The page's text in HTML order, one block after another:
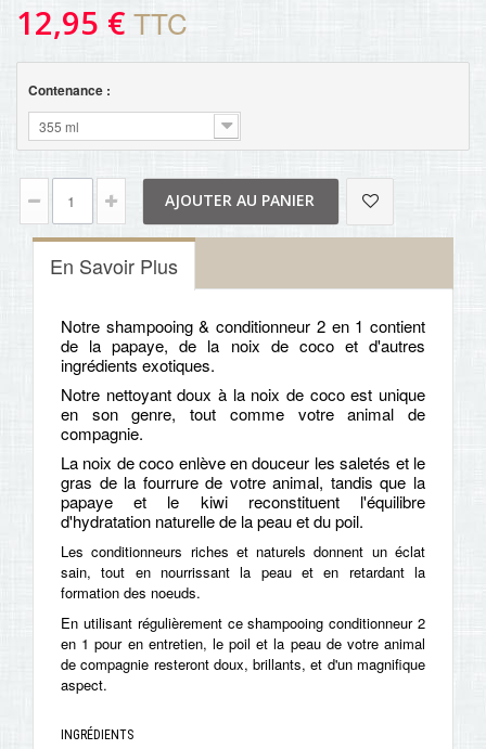
12,95 € TTC
Contenance :
355 ml
AJOUTER AU PANIER
En Savoir Plus
Notre shampooing & conditionneur 2 en 1 contient
de la papaye, de la noix de coco et d'autres
ingrédients exotiques.
Notre nettoyant doux à la noix de coco est unique
en son genre, tout comme votre animal de
compagnie.
La noix de coco enlève en douceur les saletés et le
gras de la fourrure de votre animal, tandis que la
papaye et le kiwi reconstituent l'équilibre
d'hydratation naturelle de la peau et du poil.
Les conditionneurs riches et naturels donnent un éclat
sain, tout en nourrissant la peau et en retardant la
formation des noeuds.
En utilisant régulièrement ce shampooing conditionneur 2
en 1 pour en entretien, le poil et la peau de votre animal
de compagnie resteront doux, brillants, et d'un magnifique
aspect.
INGRÉDIENTS